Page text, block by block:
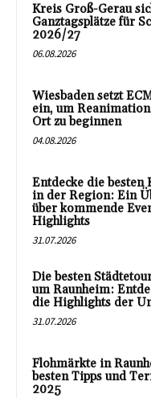
Kreis Groß-Gerau
Ganztagsplätze für
2026/27
06.08.2026
Wiesbaden setzt
ein, um
Ort zu beginnen
04.08.2026
Entdecke die besten
in der Region: Ein
über kommende
Highlights
31.07.2026
Die besten
um Raunheim:
die Highlights der
31.07.2026
Flohmärkte in
besten Tipps und
2025